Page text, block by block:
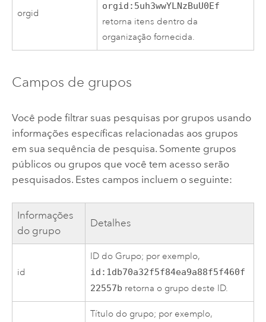
orgid
orgid:5uh3wwYLNzBuU0Ef
retorna itens dentro da
organização fornecida.
Campos de grupos
Você pode filtrar suas pesquisas por grupos usando
informações específicas relacionadas aos grupos
em sua sequência de pesquisa. Somente grupos
públicos ou grupos que você tem acesso serão
pesquisados. Estes campos incluem o seguinte:
Informações
do grupo
Detalhes
id
ID do Grupo; por exemplo,
id:1db70a32f5f84ea9a88f5f460f
22557b retorna o grupo deste ID.
Título do grupo; por exemplo,